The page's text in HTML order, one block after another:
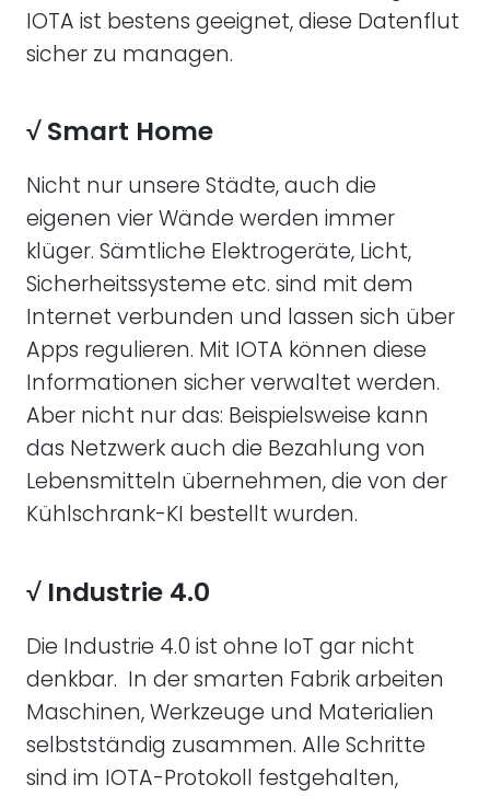
IOTA ist bestens geeignet, diese Datenflut
sicher zu managen.
√ Smart Home
Nicht nur unsere Städte, auch die
eigenen vier Wände werden immer
klüger. Sämtliche Elektrogeräte, Licht,
Sicherheitssysteme etc. sind mit dem
Internet verbunden und lassen sich über
Apps regulieren. Mit IOTA können diese
Informationen sicher verwaltet werden.
Aber nicht nur das: Beispielsweise kann
das Netzwerk auch die Bezahlung von
Lebensmitteln übernehmen, die von der
Kühlschrank-KI bestellt wurden.
√ Industrie 4.0
Die Industrie 4.0 ist ohne IoT gar nicht
denkbar. In der smarten Fabrik arbeiten
Maschinen, Werkzeuge und Materialien
selbstständig zusammen. Alle Schritte
sind im IOTA-Protokoll festgehalten,